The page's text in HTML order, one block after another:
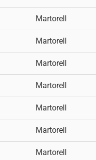
Martorell
Martorell
Martorell
Martorell
Martorell
Martorell
Martorell